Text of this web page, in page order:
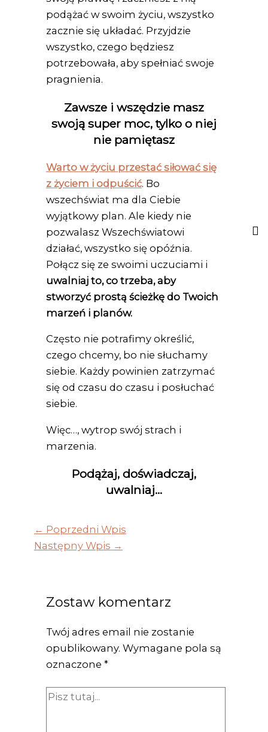
podążać w swoim życiu, wszystko
zacznie się układać. Przyjdzie
wszystko, czego będziesz
potrzebowała, aby spełniać swoje
pragnienia.
Zawsze i wszędzie masz
swoją super moc, tylko o niej
nie pamiętasz
Warto w życiu przestać siłować się
z życiem i odpuścić. Bo
wszechświat ma dla Ciebie
wyjątkowy plan. Ale kiedy nie
pozwalasz Wszechświatowi
działać, wszystko się opóźnia.
Połącz się ze swoimi uczuciami i
uwalniaj to, co trzeba, aby
stworzyć prostą ścieżkę do Twoich
marzeń i planów.
Często nie potrafimy określić,
czego chcemy, bo nie słuchamy
siebie. Każdy powinien zatrzymać
się od czasu do czasu i posłuchać
siebie.
Więc…, wytrop swój strach i
marzenia.
Podążaj, doświadczaj,
uwalniaj…
← Poprzedni Wpis
Następny Wpis →
Zostaw komentarz
Twój adres email nie zostanie
opublikowany. Wymagane pola są
oznaczone *